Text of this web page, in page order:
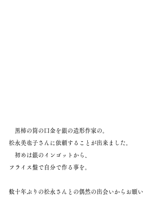
黒柿の筒の口金を銀の造形作家の。
松永美也子さんに依頼することが出来ました。
初めは銀のインゴットから、
フライス盤で自分で作る事を。
数十年ぶりの松永さんとの偶然の出会いからお願い